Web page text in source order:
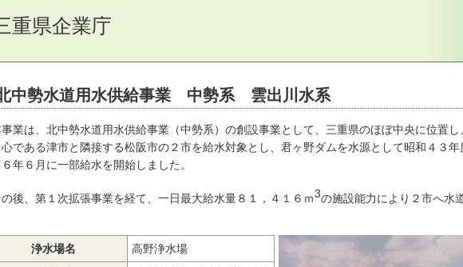
重県企業庁
中勢水道用水供給事業 中勢系 雲出川水系
業は、北中勢水道用水供給事業（中勢系）の創設事業として、三重県のほぼ中央に位置
である津市と隣接する松阪市の２市を給水対象とし、君ヶ野ダムを水源として昭和４３
年６月に一部給水を開始しました。
後、第１次拡張事業を経て、一日最大給水量８１，４１６ｍ3の施設能力により２市へ水
浄水場名 高野浄水場